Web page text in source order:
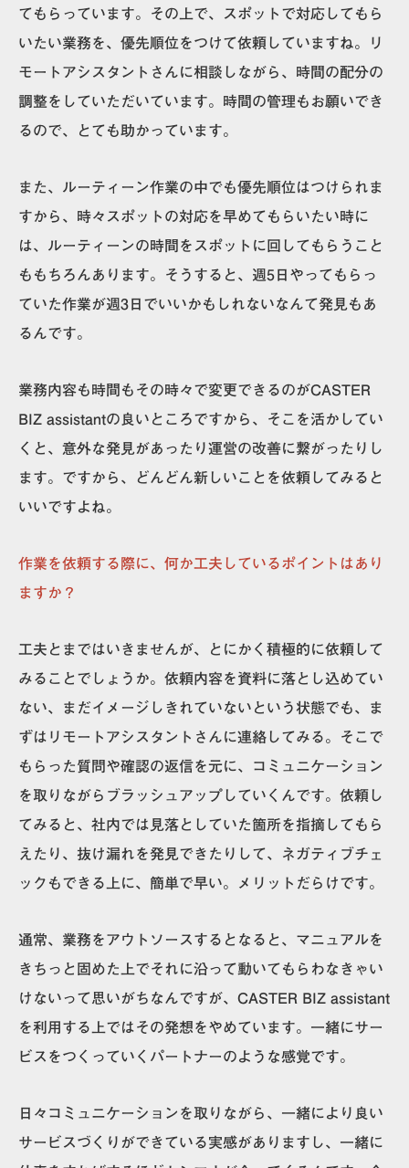
てもらっています。その上で、スポットで対応してもら
いたい業務を、優先順位をつけて依頼していますね。リ
モートアシスタントさんに相談しながら、時間の配分の
調整をしていただいています。時間の管理もお願いでき
るので、とても助かっています。
また、ルーティーン作業の中でも優先順位はつけられま
すから、時々スポットの対応を早めてもらいたい時に
は、ルーティーンの時間をスポットに回してもらうこと
ももちろんあります。そうすると、週5日やってもらっ
ていた作業が週3日でいいかもしれないなんて発見もあ
るんです。
業務内容も時間もその時々で変更できるのがCASTER
BIZ assistantの良いところですから、そこを活かしてい
くと、意外な発見があったり運営の改善に繋がったりし
ます。 ですから、どんどん新しいことを依頼してみると
いいですよね。
作業を依頼する際に、何か工夫しているポイントはあり
ますか？
工夫とまではいきませんが、 とにかく積極的に依頼して
みることでしょうか。依頼内容を資料に落とし込めてい
ない、まだイメージしきれていないという状態でも、ま
ずはリモートアシスタントさんに連絡してみる。そこで
もらった質問や確認の返信を元に、コミュニケーション
を取りながらブラッシュアップしていくんです。 依頼し
てみると、社内では見落としていた箇所を指摘してもら
えたり、抜け漏れを発見できたりして、ネガティブチェ
ックもできる上に、簡単で早い。
メリットだらけです。
通常、業務をアウトソースするとなると、マニュアルを
きちっと固めた上でそれに沿って動いてもらわなきゃい
けないって思いがちなんですが、CASTER BIZ assistant
を利用する上ではその発想をやめています。一緒にサー
ビスをつくっていくパートナーのような感覚です。
日々コミュニケーションを取りながら、 一緒により良い
サービスづくりができている実感がありますし、一緒に